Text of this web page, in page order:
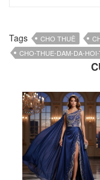
Tags CHO THUÊ
CHO-THUE-DAM-DA-